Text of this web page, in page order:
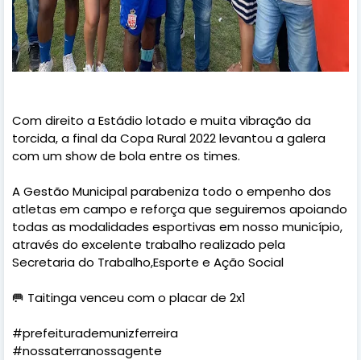
Com direito a Estádio lotado e muita vibração da
torcida, a final da Copa Rural 2022 levantou a galera
com um show de bola entre os times.
A Gestão Municipal parabeniza todo o empenho dos
atletas em campo e reforça que seguiremos apoiando
todas as modalidades esportivas em nosso município,
através do excelente trabalho realizado pela
Secretaria do Trabalho,Esporte e Ação Social
🥅 Taitinga venceu com o placar de 2x1
#prefeiturademunizferreira
#nossaterranossagente